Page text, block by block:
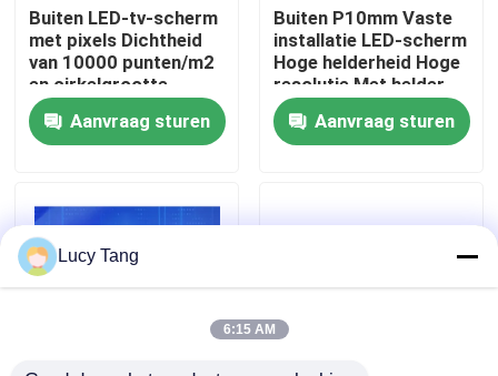
Over ons
Fabriekstocht
Neem contact met ons op
Nieuws
Buiten LED-tv-scherm
met pixels Dichtheid
van 10000 punten/m2
en cirkelgrootte
Aanvraag sturen
Buiten P10mm Vaste
installatie LED-scherm
Hoge helderheid Hoge
resolutie Met helder
beeld effect
Aanvraag sturen
Lucy Tang
6:15 AM